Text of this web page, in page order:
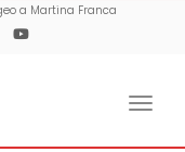
a Martina Franca